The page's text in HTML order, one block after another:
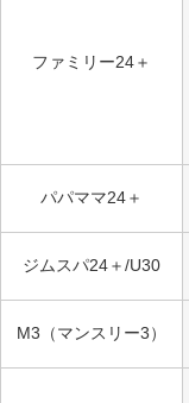
ファミリー24＋
パパママ24＋
ジムスパ24＋/U30
M3（マンスリー3）